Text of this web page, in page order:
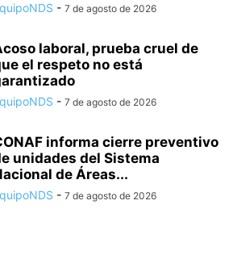
- 7 de agosto de 2026
laboral, prueba cruel de
el respeto no está
- 7 de agosto de 2026
informa cierre preventivo
unidades del Sistema
de Áreas...
- 7 de agosto de 2026